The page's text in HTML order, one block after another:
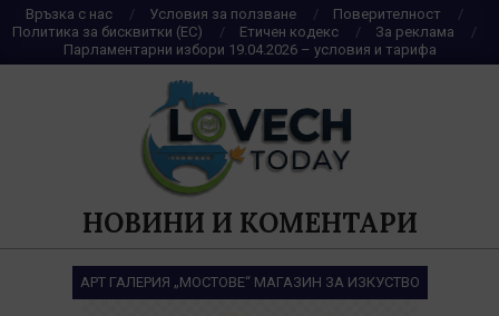
Skip
to
content
Връзка с нас Условия за ползване
Поверителност
Политика за бисквитки (ЕС)
Етичен кодекс
За реклама
Парламентарни избори 19.04.2026 – условия и тарифа
НОВИНИ И КОМЕНТАРИ
АРТ ГАЛЕРИЯ „МОСТОВЕ“ МАГАЗИН ЗА ИЗКУСТВО